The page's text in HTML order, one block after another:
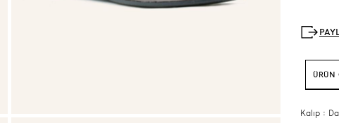
ÜRÜN
Kalıp :